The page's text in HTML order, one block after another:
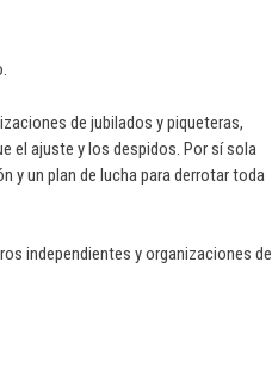
de jubilados y piqueteras,
el ajuste y los despidos. Por sí sola
y un plan de lucha para derrotar toda
independientes y organizaciones de